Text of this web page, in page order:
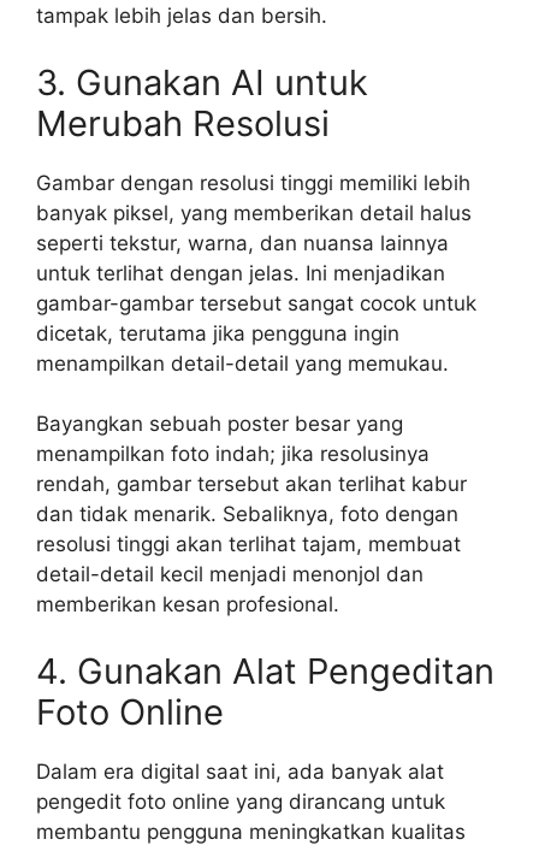
tampak lebih jelas dan bersih.
3. Gunakan AI untuk
Merubah Resolusi
Gambar dengan resolusi tinggi memiliki lebih
banyak piksel, yang memberikan detail halus
seperti tekstur, warna, dan nuansa lainnya
untuk terlihat dengan jelas. Ini menjadikan
gambar-gambar tersebut sangat cocok untuk
dicetak, terutama jika pengguna ingin
menampilkan detail-detail yang memukau.
Bayangkan sebuah poster besar yang
menampilkan foto indah; jika resolusinya
rendah, gambar tersebut akan terlihat kabur
dan tidak menarik. Sebaliknya, foto dengan
resolusi tinggi akan terlihat tajam, membuat
detail-detail kecil menjadi menonjol dan
memberikan kesan profesional.
4. Gunakan Alat Pengeditan
Foto Online
Dalam era digital saat ini, ada banyak alat
pengedit foto online yang dirancang untuk
membantu pengguna meningkatkan kualitas